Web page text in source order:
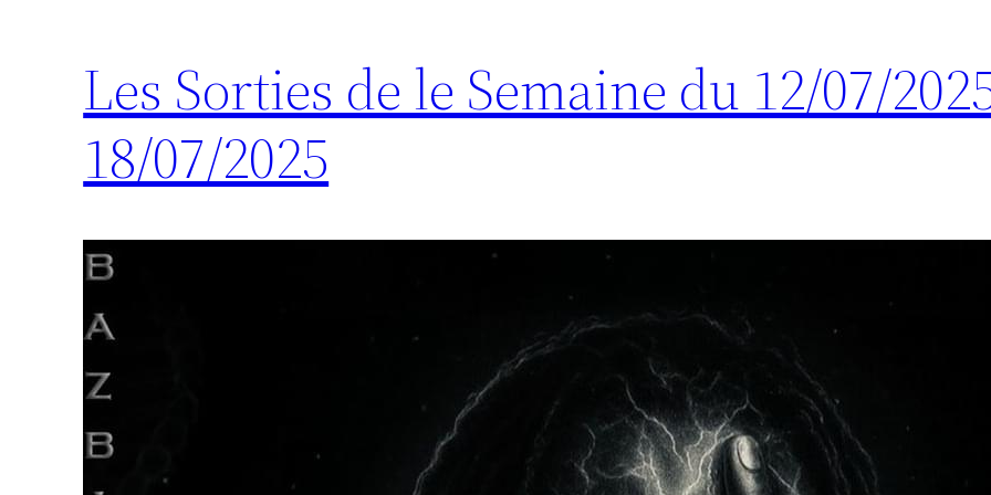
Les Sorties de le Semaine du 12/07/
18/07/2025